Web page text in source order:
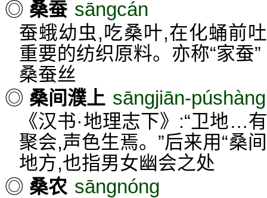
◎ 桑蚕 sāngcán
蚕蛾幼虫,吃桑叶,在化蛹前
重要的纺织原料。亦称“家蚕”
桑蚕丝
◎ 桑间濮上 sāngjiān-púshàng
《汉书·地理志下》:“卫地…
聚会,声色生焉。”后来用“桑
地方,也指男女幽会之处
◎ 桑农 sāngnóng